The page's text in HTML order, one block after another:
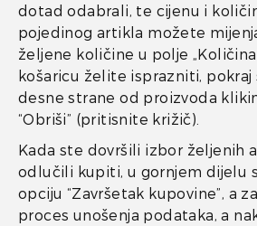
dotad odabrali, te cijenu i
pojedinog artikla možete
željene količine u polje
košaricu želite isprazniti, pokraj
desne strane od proizvoda
“Obriši” (pritisnite križič).
Kada ste dovršili izbor željenih
odlučili kupiti, u gornjem dijelu
opciju “Završetak kupovine”, a
proces unošenja podataka, a